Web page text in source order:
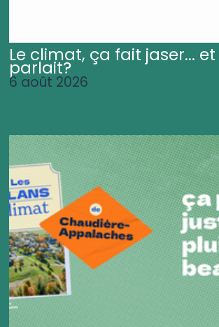
Le climat, ça fait jaser...
parlait?
6 août 2026